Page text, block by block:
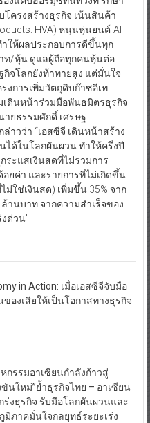
โครงสร้างธุรกิจ เน้นสินค้า
HVA) หนุนหุ่นยนต์-AI
ให้ผลประกอบการดีขึ้นทุก
าท/หุ้น ดูแลผู้ถือทุกคนหุ้นต่อ
กิจโลกยังท้าทายสูง แต่มั่นใจ
งการเพิ่มวัตถุดิบก๊าซอีเท
เดินหน้าร่วมมือพันธมิตรธุรกิจ
ยธรรมศักดิ์ เศรษฐ
าวว่า “เอสซีจี เดินหน้าสร้าง
ได้ในโลกผันผวน ทำให้ครึ่งปี
กระแสเงินสดที่ไม่รวมการ
ยค่า และรายการที่ไม่เกิดขึ้น
ม่ใช่เงินสด) เพิ่มขึ้น 35% จาก
านบาท จากความสำเร็จของ
ด่วน’
in Action: เมื่อเอสซีจีจับมือ
องเสียให้เป็นโอกาสทางธุรกิจ
กรรมอาเซียนกำลังก้าวสู่
นใหม่”ย้ำธุรกิจไทย – อาเซียน
ร่งธุรกิจ รับมือโลกผันผวนและ
ภาคมั่นใจกลยุทธ์ระยะเร่ง